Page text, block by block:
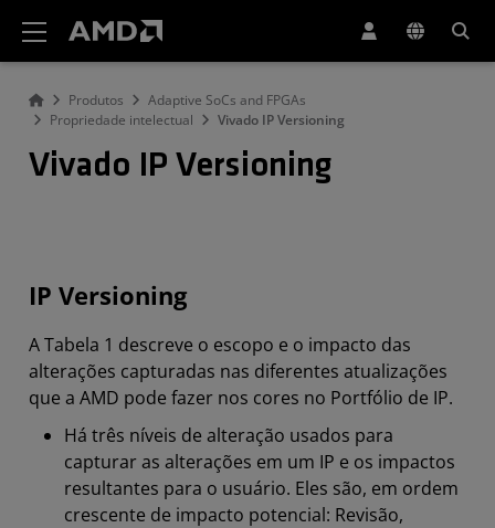
Produtos
Adaptive SoCs and FPGAs
Propriedade intelectual
Vivado IP Versioning
Vivado IP Versioning
IP Versioning
A Tabela 1 descreve o escopo e o impacto das
alterações capturadas nas diferentes atualizações
que a AMD pode fazer nos cores no Portfólio de IP.
Há três níveis de alteração usados para
capturar as alterações em um IP e os impactos
resultantes para o usuário. Eles são, em ordem
crescente de impacto potencial: Revisão,